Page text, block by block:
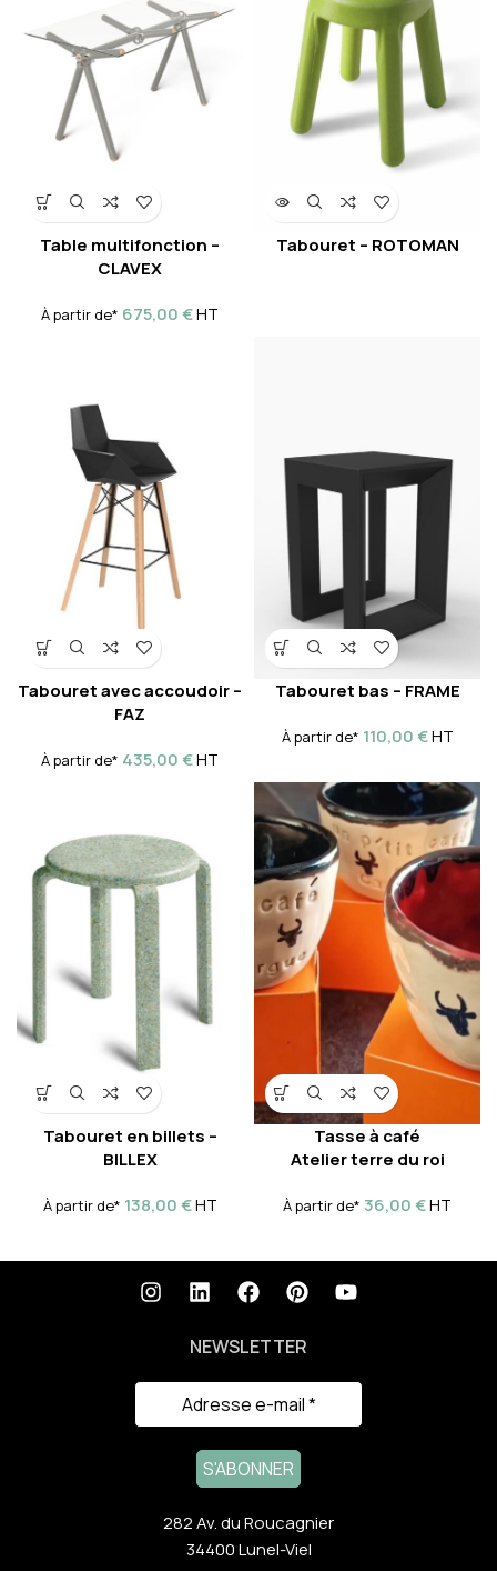
Table multifonction –
CLAVEX
À partir de* 675,00€HT
Tabouret – ROTOMAN
Tabouret avec accoudoir –
FAZ
À partir de* 435,00€HT
Tabouret bas – FRAME
À partir de* 110,00€HT
Tabouret en billets –
BILLEX
À partir de* 138,00€HT
Tasse à café
Atelier terre du roi
À partir de* 36,00€HT
NEWSLETTER
282 Av. du Roucagnier
34400 Lunel-Viel